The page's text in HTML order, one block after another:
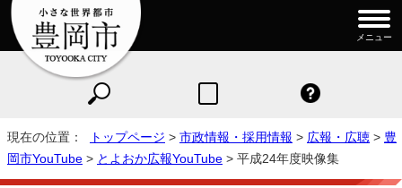
メニュー
現在の位置： トップページ > 市政情報・採用情報 > 広報・広聴 > 豊
岡市YouTube > とよおか広報YouTube > 平成24年度映像集